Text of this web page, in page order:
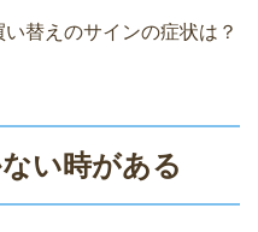
替えのサインの症状は？
い時がある